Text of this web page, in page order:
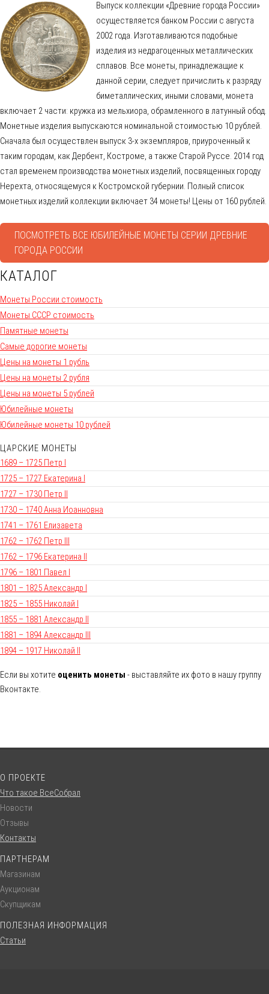
Выпуск коллекции «Древние города России»
осуществляется банком России с августа
2002 года. Изготавливаются подобные
изделия из недрагоценных металлических
сплавов. Все монеты, принадлежащие к
данной серии, следует причислить к разряду
биметаллических, иными словами, монета
включает 2 части: кружка из мельхиора, обрамленного в латунный обод.
Монетные изделия выпускаются номинальной стоимостью 10 рублей.
Сначала был осуществлен выпуск 3-х экземпляров, приуроченный к
таким городам, как Дербент, Костроме, а также Старой Руссе. 2014 год
стал временем производства монетных изделий, посвященных городу
Нерехта, относящемуся к Костромской губернии. Полный список
монетных изделий коллекции включает 34 монеты! Цены от 160 рублей.
ПОСМОТРЕТЬ ВСЕ ЮБИЛЕЙНЫЕ МОНЕТЫ СЕРИИ ДРЕВНИЕ
ГОРОДА РОССИИ
КАТАЛОГ
Монеты России стоимость
Монеты СССР стоимость
Памятные монеты
Самые дорогие монеты
Цены на монеты 1 рубль
Цены на монеты 2 рубля
Цены на монеты 5 рублей
Юбилейные монеты
Юбилейные монеты 10 рублей
ЦАРСКИЕ МОНЕТЫ
1689 – 1725 Петр I
1725 – 1727 Екатерина I
1727 – 1730 Петр II
1730 – 1740 Анна Иоанновна
1741 – 1761 Елизавета
1762 – 1762 Петр III
1762 – 1796 Екатерина II
1796 – 1801 Павел I
1801 – 1825 Александр I
1825 – 1855 Николай I
1855 – 1881 Александр II
1881 – 1894 Александр III
1894 – 1917 Николай II
Если вы хотите оценить монеты - выставляйте их фото в нашу группу
Вконтакте.
О ПРОЕКТЕ
Что такое ВсеСобрал
Новости
Отзывы
Контакты
ПАРТНЕРАМ
Магазинам
Аукционам
Скупщикам
ПОЛЕЗНАЯ ИНФОРМАЦИЯ
Статьи